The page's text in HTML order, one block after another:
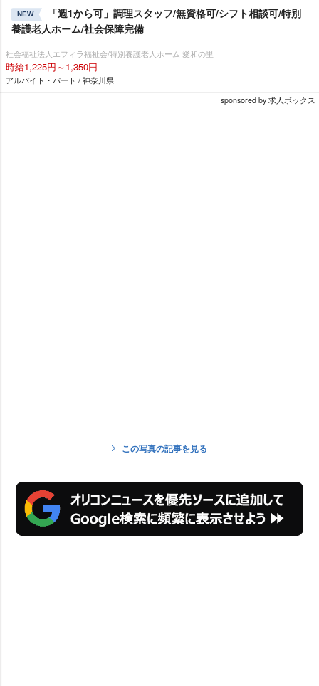
NEW
「週1から可」調理スタッフ/無資格可/シフト相談可/特別
養護老人ホーム/社会保障完備
社会福祉法人エフィラ福祉会/特別養護老人ホーム 愛和の里
時給1,225円～1,350円
アルバイト・パート / 神奈川県
sponsored by 求人ボックス
この写真の記事を見る